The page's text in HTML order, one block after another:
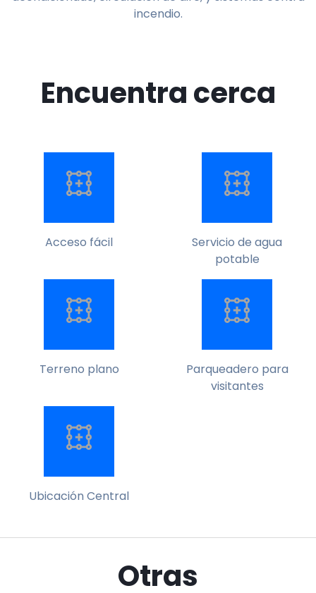
incendio.
Encuentra cerca
Acceso fácil
Servicio de agua
potable
Terreno plano
Parqueadero para
visitantes
Ubicación Central
Otras